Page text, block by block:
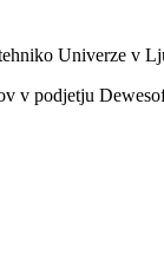
Univerze v
v podjetju